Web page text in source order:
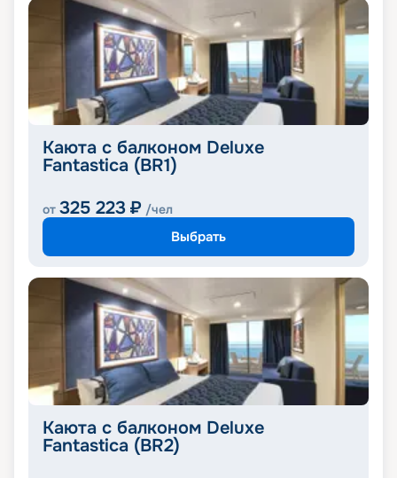
Каюта с балконом Deluxe
Fantastica (BR1)
от 325 223 ₽ /чел
Выбрать
Каюта с балконом Deluxe
Fantastica (BR2)